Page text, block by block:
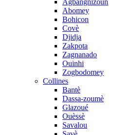
Agbangnizoun
Abomey
Bohicon
Covè
Djidja
Zakpota
Zagnanado
Ouinhi
Zogbodomey
Collines
Bantè
Dassa-zoumè
Glazoué
Ouèssè
Savalou